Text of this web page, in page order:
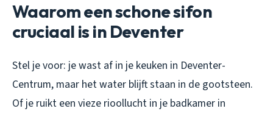
Waarom een schone sifon
cruciaal is in Deventer
Stel je voor: je wast af in je keuken in Deventer-
Centrum, maar het water blijft staan in de gootsteen.
Of je ruikt een vieze rioollucht in je badkamer in